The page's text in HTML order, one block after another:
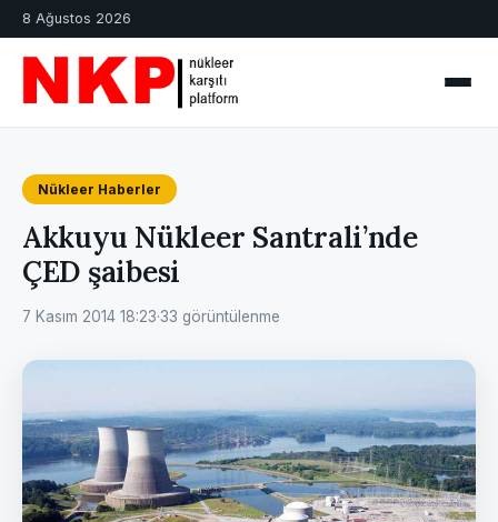
8 Ağustos 2026
Nükleer Haberler
Akkuyu Nükleer Santrali’nde
ÇED şaibesi
7 Kasım 2014 18:23·33 görüntülenme